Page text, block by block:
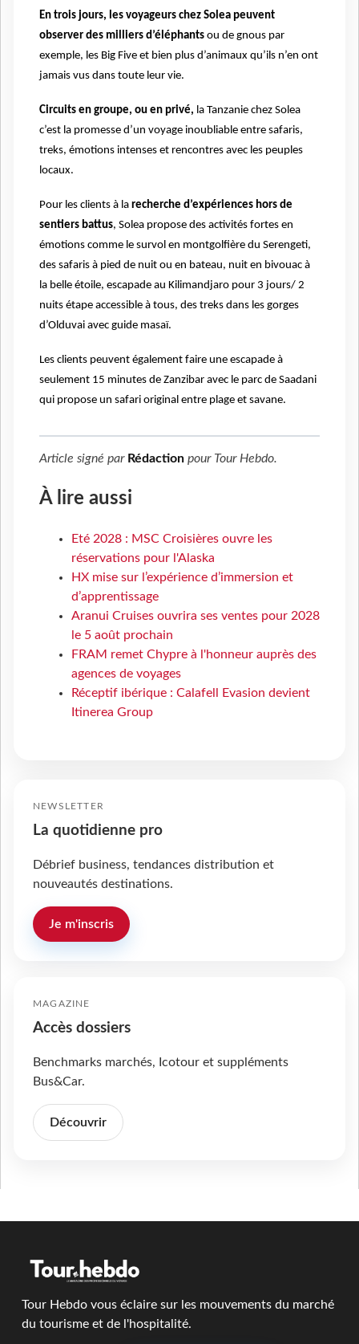
En trois jours, les voyageurs chez Solea peuvent
observer des milliers d’éléphants ou de gnous par
exemple, les Big Five et bien plus d’animaux qu’ils n’en ont
jamais vus dans toute leur vie.
Circuits en groupe, ou en privé, la Tanzanie chez Solea
c’est la promesse d’un voyage inoubliable entre safaris,
treks, émotions intenses et rencontres avec les peuples
locaux.
Pour les clients à la recherche d’expériences hors de
sentiers battus, Solea propose des activités fortes en
émotions comme le survol en montgolfière du Serengeti,
des safaris à pied de nuit ou en bateau, nuit en bivouac à
la belle étoile, escapade au Kilimandjaro pour 3 jours/ 2
nuits étape accessible à tous, des treks dans les gorges
d’Olduvai avec guide masaï.
Les clients peuvent également faire une escapade à
seulement 15 minutes de Zanzibar avec le parc de Saadani
qui propose un safari original entre plage et savane.
Article signé par Rédaction pour Tour Hebdo.
À lire aussi
Eté 2028 : MSC Croisières ouvre les
réservations pour l'Alaska
HX mise sur l’expérience d’immersion et
d’apprentissage
Aranui Cruises ouvrira ses ventes pour 2028
le 5 août prochain
FRAM remet Chypre à l'honneur auprès des
agences de voyages
Réceptif ibérique : Calafell Evasion devient
Itinerea Group
NEWSLETTER
La quotidienne pro
Débrief business, tendances distribution et
nouveautés destinations.
Je m'inscris
MAGAZINE
Accès dossiers
Benchmarks marchés, Icotour et suppléments
Bus&Car.
Découvrir
Tour Hebdo vous éclaire sur les mouvements du marché
du tourisme et de l'hospitalité.